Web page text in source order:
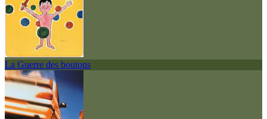
La Guerre des boutons